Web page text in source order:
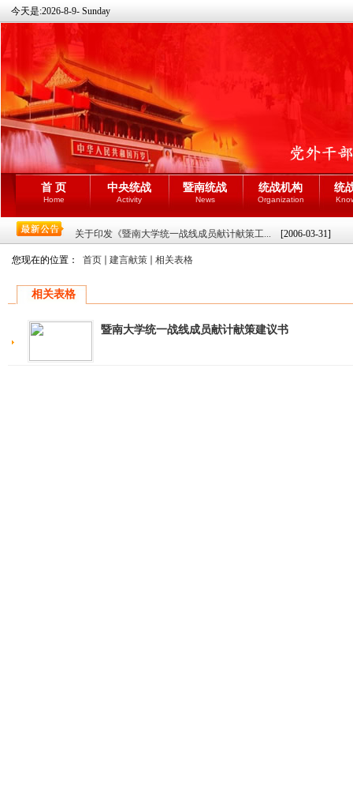
今天是:2026-8-9- Sunday
首 页
Home
中央统战
Activity
暨南统战
News
统战机构
Organization
统
关于印发《暨南大学统一战线成员献计献策工... [2006-03-31]
您现在的位置： 首页 建言献策 相关表格
相关表格
暨南大学统一战线成员献计献策建议书